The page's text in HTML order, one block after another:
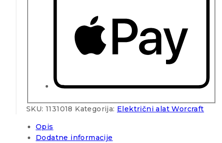
SKU: 1131018 Kategorija: Električni alat Worcraft
Opis
Dodatne informacije